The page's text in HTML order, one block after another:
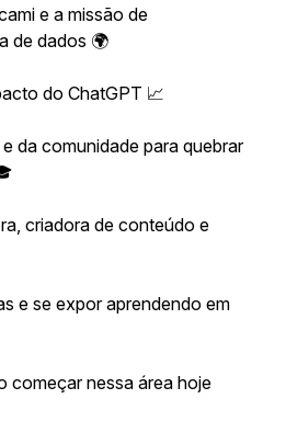
e a missão de
de dados 🌍
do ChatGPT 📈
da comunidade para quebrar
criadora de conteúdo e
e se expor aprendendo em
começar nessa área hoje